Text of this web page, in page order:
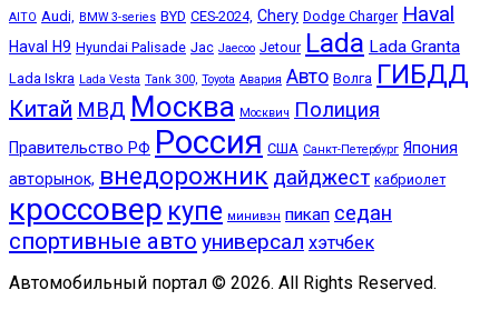
AITO Audi, BMW 3-series BYD CES-2024, Chery Dodge Charger Haval
Haval H9 Hyundai Palisade Jac Jaecoo Jetour Lada Lada Granta
Lada Iskra Lada Vesta Tank 300, Toyota Авария Авто Волга ГИБДД
Китай МВД Москва Москвич Полиция
Правительство РФ Россия США Санкт-Петербург Япония
авторынок, внедорожник дайджест кабриолет
кроссовер купе минивэн пикап седан
спортивные авто универсал хэтчбек
Автомобильный портал © 2026. All Rights Reserved.